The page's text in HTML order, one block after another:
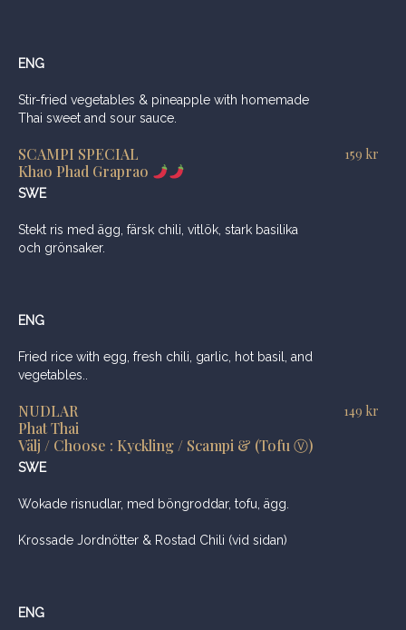
ENG
Stir-fried vegetables & pineapple with homemade
Thai sweet and sour sauce.
SCAMPI SPECIAL
Khao Phad Graprao
SWE
Stekt ris med ägg, färsk chili, vitlök, stark basilika
och grönsaker.
ENG
Fried rice with egg, fresh chili, garlic, hot basil, and
vegetables..
159 kr
NUDLAR
Phat Thai
Välj / Choose : Kyckling / Scampi & (Tofu Ⓥ)
SWE
Wokade risnudlar, med böngroddar, tofu, ägg.
Krossade Jordnötter & Rostad Chili (vid sidan)
ENG
149 kr